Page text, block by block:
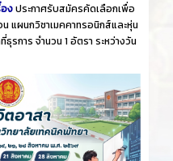
งประกาศรับสมัครคัดเลือกเพื่อ
แผนกวิชาเมคคาทรอนิกส์และหุ่น
รการ จำนวน 1 อัตรา ระหว่างวัน